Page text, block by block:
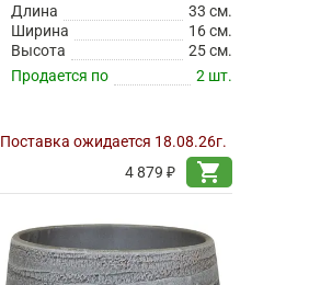
Длина
33 см.
Ширина
16 см.
Высота
25 см.
Продается по
2 шт.
Поставка ожидается 18.08.26г.
4 879 ₽
shopping_cart